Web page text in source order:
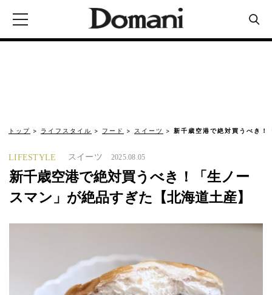
トップ ライフスタイル フード スイーツ 新千歳空港で絶対買うべき
LIFESTYLE スイーツ 2025.08.05
新千歳空港で絶対買うべき！「生ノー
スマン」が絶品すぎた【北海道土産】